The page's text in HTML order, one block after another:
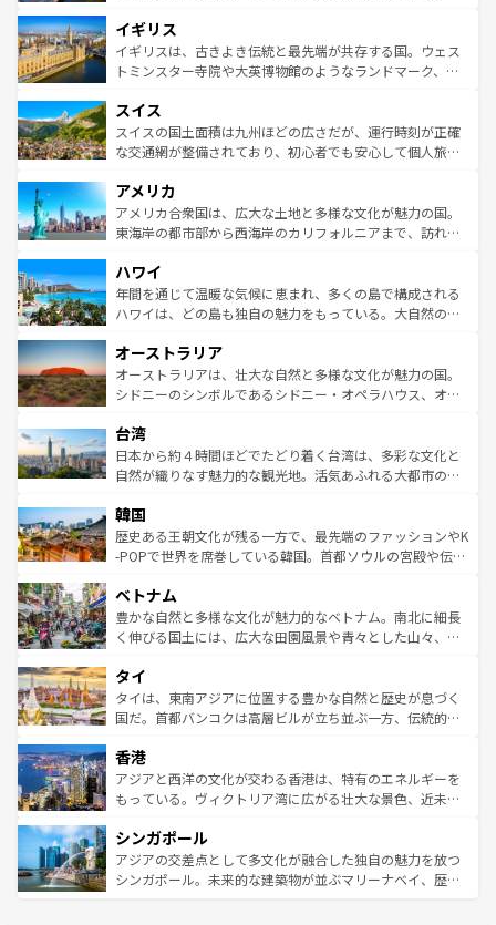
いる。シャンパンの発祥地であるランス、プロヴァンスの
香り高いラベンダー畑など、多彩な楽しみ方が可能だ。さ
らに、パリ以外の地域にも魅力が溢れており、どの街角に
れる地方に足を運ぶとそれぞれで全く異なる文化を体験で
きるだろう。 なお、新着のフランス情報はコンテンツ一覧
を参照してほしい。
顔を持つこの国は、どこを歩いても飽きることがない。ベ
ルリンの文化的活気、バイエルン州のアルプスの絶景、そ
してライン川沿いのワイン畑といった風景は必見。ビール
は、お酒好きな人にはぜひ体験してほしい。 なお、新着の
ドイツ情報はコンテンツ一覧を参照してほしい。
イギリス
イギリスは、古きよき伝統と最先端が共存する国。ウェス
トミンスター寺院や大英博物館のようなランドマーク、歴
リアごとに異なる魅力がある。また、優雅なアフタヌーン
ティー、ビール好きにはたまらない英国パブ、サッカー観
戦など、本場だからこそできる体験も豊富。イギリスを旅
ンツ一覧を参照してほしい。
スイス
スイスの国土面積は九州ほどの広さだが、運行時刻が正確
な交通網が整備されており、初心者でも安心して個人旅行
の建物がそのまま残る町や、スイスならではのユニークな
博物館もあり、アルプス観光だけでなく町歩きも満喫する
ことができる。国民の所得が高いため物価も高いが、旅行
ば市内交通費無料で観光を楽しむこともできる。 なお、新
着のスイス情報はコンテンツ一覧 を参照してほしい。
アメリカ
アメリカ合衆国は、広大な土地と多様な文化が魅力の国。
東海岸の都市部から西海岸のカリフォルニアまで、訪れる
のような巨大都市は、観光、ショッピング、エンターテイ
ンメントが詰まった刺激的なスポットだ。一方、アメリカ
西部には大自然が広がり、グランドキャニオンやイエロー
部のニューオーリンズでは、音楽と美食が融合した独特の
文化が魅力。旅行者はアメリカの各地域で異なる魅力を楽
しみながら、その多様性と豊かな歴史を感じることができ
ならではの贅沢な旅のスタイルだ。 なお、新着のアメリカ
情報はコンテンツ一覧を参照してほしい。
ハワイ
年間を通じて温暖な気候に恵まれ、多くの島で構成される
ハワイは、どの島も独自の魅力をもっている。大自然の神
ワイ島は見逃せない。また、定番の観光地といえばオアフ
島だが、静かな自然を求めるならマウイ島やカウアイ島が
おすすめ。エメラルドグリーンに輝く海をはじめ、豊かな
れるおもてなしの心で訪れる人々を迎えてくれるハワイの
人々、おいしいローカルフードやハワイアンミュージッ
ク、伝統的なフラダンスなど、すべてがハワイの魅力を彩
ワイを、存分に味わってほしい。 なお、新着のハワイ情報
はコンテンツ一覧を参照してほしい。
オーストラリア
オーストラリアは、壮大な自然と多様な文化が魅力の国。
シドニーのシンボルであるシドニー・オペラハウス、オー
リアリーフや大陸中央部にそびえるウルル（エアーズロッ
ク）、タスマニアの美しい原生林やケアンズの熱帯雨林な
ど、見どころがたくさん。また、カフェやワイン、オージ
いる。アクティビティも充実しており、サーフィンやダイ
ビング、ハイキングなど、アウトドア好きにはたまらな
い。オーストラリアの多彩な魅力を存分に味わいつくそ
参照してほしい。
台湾
日本から約４時間ほどでたどり着く台湾は、多彩な文化と
自然が織りなす魅力的な観光地。活気あふれる大都市の台
ン）、静ひつな山岳地帯である台湾東部など、都市の喧騒
と山間の静けさが共存しており、訪れる人に新しい発見と
驚きをもたらしてくれる。また、奥深い台湾の食文化も魅
容にもいいと評判のスイーツなど、バラエティ豊かな料理
が味わえる。 なお、新着の台湾情報は コンテンツ一覧を参
照してほしい。
韓国
歴史ある王朝文化が残る一方で、最先端のファッションやK
-POPで世界を席巻している韓国。首都ソウルの宮殿や伝統
き、地方に足を延ばせば四季折々の自然美を楽しむことが
できる。そして、キムチや焼肉、絶品のストリートフード
まで、さまざまな韓国料理が待っている。夜には、韓国な
リティに包まれながら、韓国の多彩な魅力を心ゆくまで味
わってみてほしい。 なお、新着の韓国情報はコンテンツ一
覧を参照してほしい。
ベトナム
豊かな自然と多様な文化が魅力的なベトナム。南北に細長
く伸びる国土には、広大な田園風景や青々とした山々、世
急速な発展と共に伝統が息づく。ハノイの古い町並みやホ
ーチミン市のフランス統治時代の建物も、独特の雰囲気を
醸し出している。また、バラエティの豊かさとおいしさで
とつ。フォーやバインミー、ベトナムコーヒーなどは、ぜ
ひ現地で味わいたい。どの地域を訪れてもあたたかい人々
が旅行者を迎えてくれるので、きっと忘れられない旅にな
参照してほしい。
タイ
タイは、東南アジアに位置する豊かな自然と歴史が息づく
国だ。首都バンコクは高層ビルが立ち並ぶ一方、伝統的な
の活気が交差している。北部ではチェンマイなどの山岳地
帯で自然と触れ合い、南部ではプーケットやクラビの美し
いビーチでリゾート気分を楽しむことができる。タイ料理
激する。気候は一年中温暖で、どの季節にも異なる楽しみ
が待っている。親しみやすいタイの人々、仏教を中心とし
た文化、そして多様な観光資源が、訪れる旅人を魅了し続
香港
アジアと西洋の文化が交わる香港は、特有のエネルギーを
もっている。ヴィクトリア湾に広がる壮大な景色、近未来
み、どこを訪れても感動するはず。観光スポットが密集し
ており、効率よく見どころを回れるのも魅力。息をのむよ
うな絶景から文化的な体験まで、香港を存分に楽しみ尽く
シンガポール
アジアの交差点として多文化が融合した独自の魅力を放つ
シンガポール。未来的な建築物が並ぶマリーナベイ、歴史